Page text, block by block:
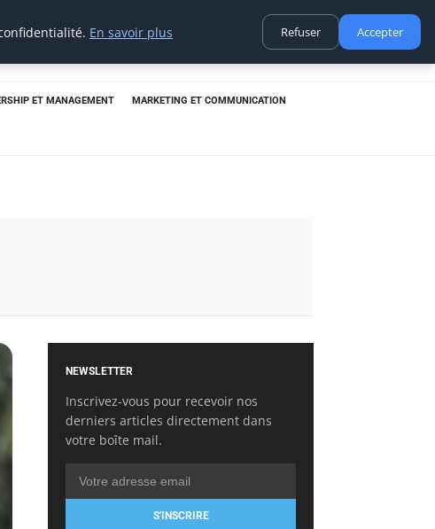
ET MANAGEMENT MARKETING ET COMMUNICATION
NEWSLETTER
Inscrivez-vous pour recevoir nos
derniers articles directement dans
votre boîte mail.
S'INSCRIRE
En savoir plus Refuser Accepter